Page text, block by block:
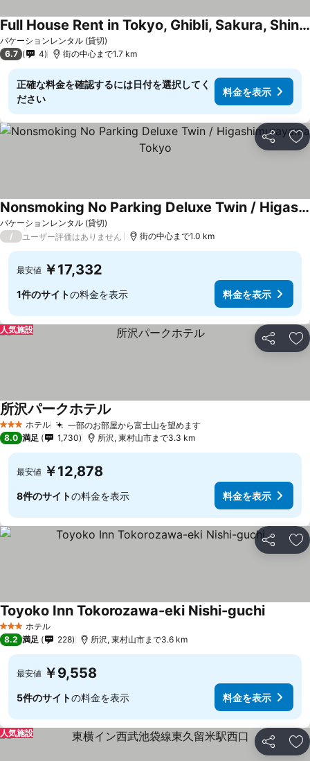
バケーションレンタル (貸切)
Full House Rent in Tokyo, Ghibli, Sakura, Shinjuku 1H
6.7 4 街の中心まで1.7 km
正確な料金を確認するには日付を選択してく
ださい
料金を表示
シェア お
バケーションレンタル (貸切)
Nonsmoking No Parking Deluxe Twin / Higashimurayama Tokyo
/ ユーザー評価はありません 街の中心まで1.0 km
最安値 ￥17,332
1件のサイトの料金を表示 料金を表示
シェア お
人気施設
3 ホテルのランク
ホテル 一部のお部屋から富士山を望めます
所沢パークホテル
8.0 満足 1,730 所沢, 東村山市まで3.3 km
最安値 ￥12,878
8件のサイトの料金を表示 料金を表示
シェア お
3 ホテルのランク
ホテル
Toyoko Inn Tokorozawa-eki Nishi-guchi
8.2 満足 228 所沢, 東村山市まで3.6 km
最安値 ￥9,558
5件のサイトの料金を表示 料金を表示
シェア お
人気施設